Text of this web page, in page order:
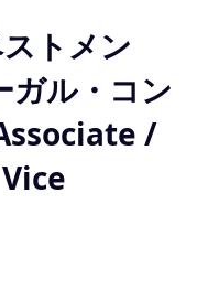
トメン
ガル・コン
/